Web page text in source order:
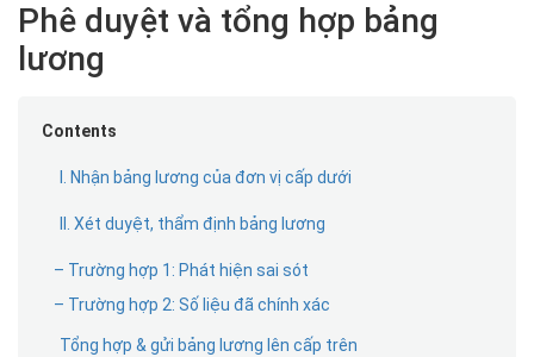
Phê duyệt và tổng hợp bảng
lương
Contents
I. Nhận bảng lương của đơn vị cấp dưới
II. Xét duyệt, thẩm định bảng lương
– Trường hợp 1: Phát hiện sai sót
– Trường hợp 2: Số liệu đã chính xác
Tổng hợp & gửi bảng lương lên cấp trên